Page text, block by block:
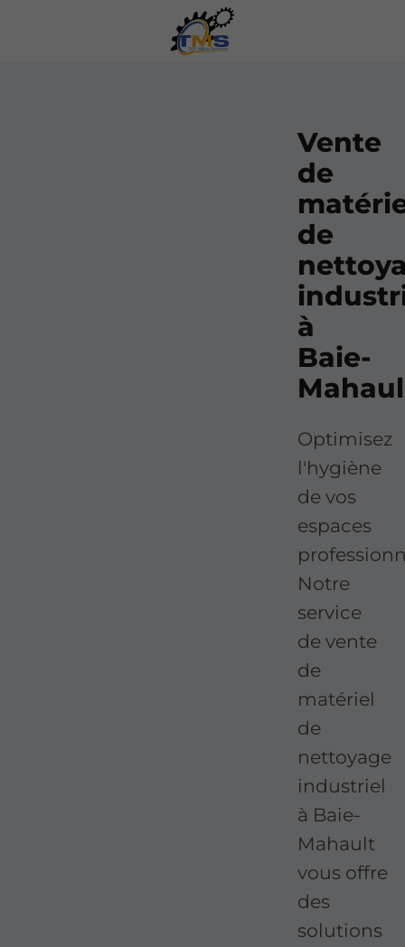
Vente
de
de
à
Baie-
Optimisez
l'hygiène
de vos
espaces
Notre
service
de vente
de
matériel
de
nettoyage
industriel
à Baie-
Mahault
vous offre
des
solutions